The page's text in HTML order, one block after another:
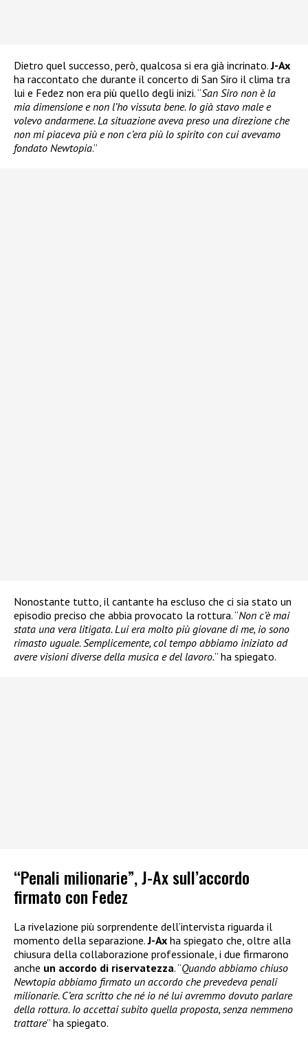
Dietro quel successo, però, qualcosa si era già incrinato.J-Ax
ha raccontato che durante il concerto di San Siro il clima tra
lui e Fedez non era più quello degli inizi. “San Siro non è la
mia dimensione e non l’ho vissuta bene. Io già stavo male e
volevo andarmene. La situazione aveva preso una direzione che
non mi piaceva più e non c’era più lo spirito con cui avevamo
fondato Newtopia.”
Nonostante tutto, il cantante ha escluso che ci sia stato un
episodio preciso che abbia provocato la rottura. “Non c’è mai
stata una vera litigata. Lui era molto più giovane di me, io sono
rimasto uguale. Semplicemente, col tempo abbiamo iniziato ad
avere visioni diverse della musica e del lavoro.” ha spiegato.
“Penali milionarie”, J-Ax sull’accordo
firmato con Fedez
La rivelazione più sorprendente dell’intervista riguarda il
momento della separazione.J-Ax ha spiegato che, oltre alla
chiusura della collaborazione professionale, i due firmarono
anche un accordo di riservatezza. “Quando abbiamo chiuso
Newtopia abbiamo firmato un accordo che prevedeva penali
milionarie. C’era scritto che né io né lui avremmo dovuto parlare
della rottura. Io accettai subito quella proposta, senza nemmeno
trattare” ha spiegato.